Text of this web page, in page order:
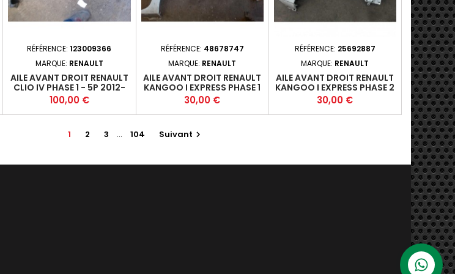
RÉFÉRENCE:123009366
MARQUE: RENAULT
AILE AVANT DROIT RENAULT
CLIO IV PHASE 1 - 5P 2012-
07-2016-12 +
Prix
100,00 €
RÉFÉRENCE: 48678747
MARQUE: RENAULT
AILE AVANT DROIT RENAULT
KANGOO I EXPRESS PHASE 1
- 5P 1997-09-2003-03 +
Prix
30,00 €
RÉFÉRENCE: 25692887
MARQUE: RENAULT
AILE AVANT DROIT RENAULT
KANGOO I EXPRESS PHASE 2
- 3P 2003-2010-1.5DCI 65
(48KW) - K9K_700/04 - M5
*
Prix
30,00 €
1 2 3 … 104 Suivant 